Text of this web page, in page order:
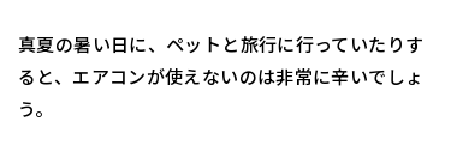
真夏の暑い日に、ペットと旅行に行っていたりす
ると、エアコンが使えないのは非常に辛いでしょ
う。